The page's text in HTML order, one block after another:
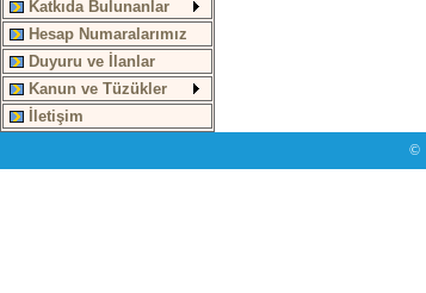
Katkıda Bulunanlar
Hesap Numaralarımız
Duyuru ve İlanlar
Kanun ve Tüzükler
İletişim
©